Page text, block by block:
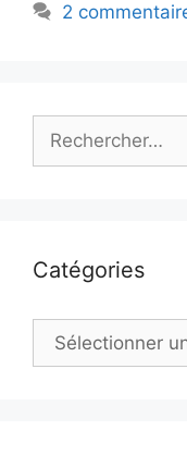
2
Catégories
Catégories